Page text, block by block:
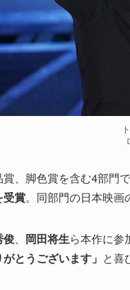
、脚色賞を含む4部門
受賞。同部門の日本映画
俊、 岡田将生ら本作に参
とうございます」 と喜